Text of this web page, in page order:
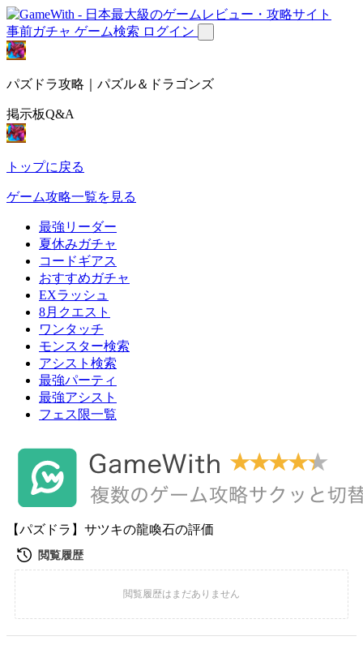
事前ガチャ ゲーム検索 ログイン
パズドラ攻略｜パズル＆ドラゴンズ
掲示板Q&A
トップに戻る
ゲーム攻略一覧を見る
最強リーダー
夏休みガチャ
コードギアス
おすすめガチャ
EXラッシュ
8月クエスト
ワンタッチ
モンスター検索
アシスト検索
最強パーティ
最強アシスト
フェス限一覧
【パズドラ】サツキの龍喚石の評価